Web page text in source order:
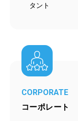
タント
CORPORATE
コーポレート